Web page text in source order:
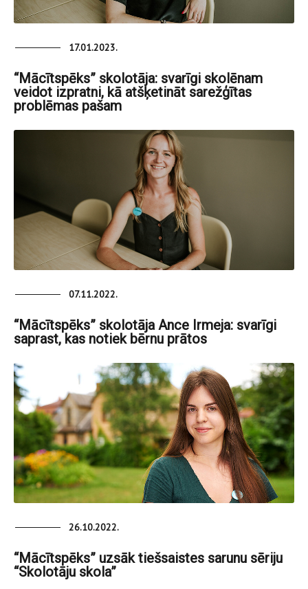
17.01.2023.
“Mācītspēks” skolotāja: svarīgi skolēnam
veidot izpratni, kā atšķetināt sarežģītas
problēmas pašam
07.11.2022.
“Mācītspēks” skolotāja Ance Irmeja: svarīgi
saprast, kas notiek bērnu prātos
26.10.2022.
“Mācītspēks” uzsāk tiešsaistes sarunu sēriju
“Skolotāju skola”